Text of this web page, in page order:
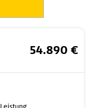
54.890 €